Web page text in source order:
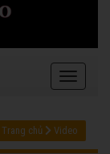
Trang chủ Video